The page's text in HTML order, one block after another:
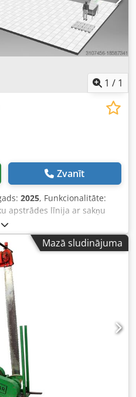
1 / 1
Zvanīt
2025, Funkcionalitāte:
apstrādes līnija ar sakņu
ar padeves
tīrīšanas līdzeklis 3.
pirms griešanas 5. Sakņu
Pārbaudes tabula a) lielas
b) plānas saknes un
(14 galvas svari ar 7l
paletes - restorāni b) 15 kg
svari porciju svēršanai
Mazā sludinājuma